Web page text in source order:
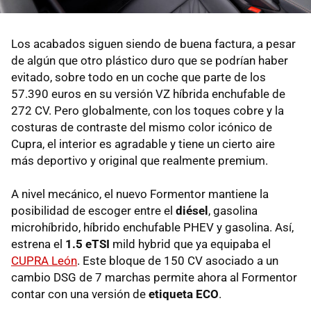
Los acabados siguen siendo de buena factura, a pesar
de algún que otro plástico duro que se podrían haber
evitado, sobre todo en un coche que parte de los
57.390 euros en su versión VZ híbrida enchufable de
272 CV. Pero globalmente, con los toques cobre y la
costuras de contraste del mismo color icónico de
Cupra, el interior es agradable y tiene un cierto aire
más deportivo y original que realmente premium.
A nivel mecánico, el nuevo Formentor mantiene la
posibilidad de escoger entre el diésel , gasolina
microhíbrido, híbrido enchufable PHEV y gasolina. Así,
estrena el 1.5 eTSI mild hybrid que ya equipaba el
CUPRA León. Este bloque de 150 CV asociado a un
cambio DSG de 7 marchas permite ahora al Formentor
contar con una versión de etiqueta ECO.